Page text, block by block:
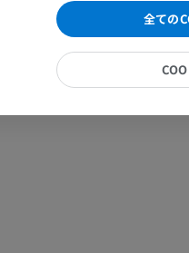
spin echo
of radiofrequency
全ての